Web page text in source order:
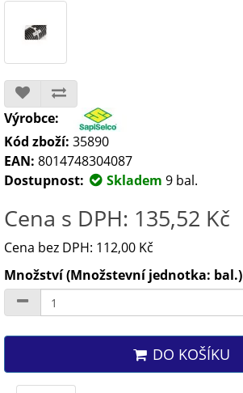
Výrobce:
Kód zboží: 35890
EAN: 8014748304087
Dostupnost:
Skladem 9 bal.
Cena s DPH: 135,52 Kč
Cena bez DPH: 112,00 Kč
Množství (Množstevní jednotka: bal.)
DO KOŠÍKU